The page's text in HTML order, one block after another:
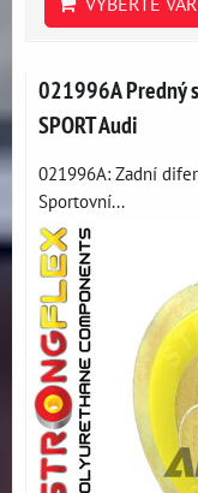
021996A Predný
SPORT Audi
021996A: Zadní
Sportovní...